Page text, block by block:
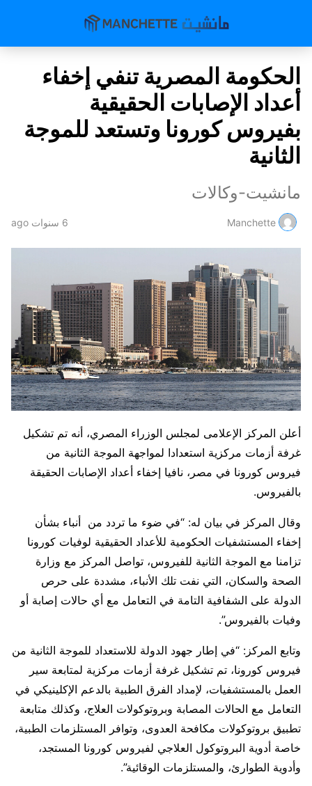
الحكومة المصرية تنفي إخفاء
أعداد الإصابات الحقيقية
بفيروس كورونا وتستعد للموجة
الثانية
مانشيت-وكالات
Manchette 6 سنوات ago
أعلن المركز الإعلامى لمجلس الوزراء المصري، أنه تم تشكيل
غرفة أزمات مركزية استعدادا لمواجهة الموجة الثانية من
فيروس كورونا في مصر، نافيا إخفاء أعداد الإصابات الحقيقة
بالفيروس.
وقال المركز في بيان له: “في ضوء ما تردد من أنباء بشأن
إخفاء المستشفيات الحكومية للأعداد الحقيقية لوفيات كورونا
تزامنا مع الموجة الثانية للفيروس، تواصل المركز مع وزارة
الصحة والسكان، التي نفت تلك الأنباء، مشددة على حرص
الدولة على الشفافية التامة في التعامل مع أي حالات إصابة أو
وفيات بالفيروس”.
وتابع المركز: “في إطار جهود الدولة للاستعداد للموجة الثانية من
فيروس كورونا، تم تشكيل غرفة أزمات مركزية لمتابعة سير
العمل بالمستشفيات، لإمداد الفرق الطبية بالدعم الإكلينيكي في
التعامل مع الحالات المصابة وبروتوكولات العلاج، وكذلك متابعة
تطبيق بروتوكولات مكافحة العدوى، وتوافر المستلزمات الطبية،
خاصة أدوية البروتوكول العلاجي لفيروس كورونا المستجد،
وأدوية الطوارئ، والمستلزمات الوقائية”.